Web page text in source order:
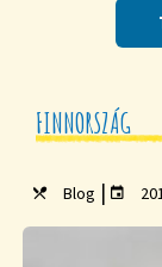
FINNORSZÁG
Blog |